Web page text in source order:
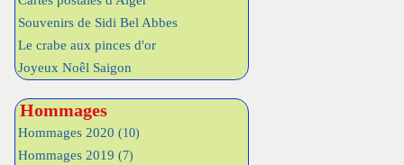
Souvenirs de Sidi Bel Abbes
Le crabe aux pinces d'or
Joyeux Noêl Saigon
Hommages
Hommages 2020 (10)
Hommages 2019 (7)